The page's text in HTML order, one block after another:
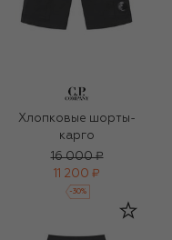
Хлопковые шорты-
карго
16 000 ₽
11 200 ₽
-30%